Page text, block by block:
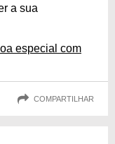
a sua
especial com
COMPARTILHAR